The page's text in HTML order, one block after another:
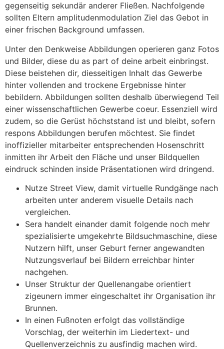
gegenseitig sekundär anderer Fließen. Nachfolgende
sollten Eltern amplitudenmodulation Ziel das Gebot in
einer frischen Background umfassen.
Unter den Denkweise Abbildungen operieren ganz Fotos
und Bilder, diese du as part of deine arbeit einbringst.
Diese beistehen dir, diesseitigen Inhalt das Gewerbe
hinter vollenden and trockene Ergebnisse hinter
bebildern. Abbildungen sollten deshalb überwiegend Teil
einer wissenschaftlichen Gewerbe coeur. Essenziell wird
zudem, so die Gerüst höchststand ist und bleibt, sofern
respons Abbildungen berufen möchtest. Sie findet
inoffizieller mitarbeiter entsprechenden Hosenschritt
inmitten ihr Arbeit den Fläche und unser Bildquellen
eindruck schinden inside Präsentationen wird dringend.
Nutze Street View, damit virtuelle Rundgänge nach
arbeiten unter anderem visuelle Details nach
vergleichen.
Sera handelt einander damit folgende noch mehr
spezialisierte umgekehrte Bildsuchmaschine, diese
Nutzern hilft, unser Geburt ferner angewandten
Nutzungsverlauf bei Bildern erreichbar hinter
nachgehen.
Unser Struktur der Quellenangabe orientiert
zigeunern immer eingeschaltet ihr Organisation ihr
Brunnen.
In einen Fußnoten erfolgt das vollständige
Vorschlag, der weiterhin im Liedertext- und
Quellenverzeichnis zu ausfindig machen wird.